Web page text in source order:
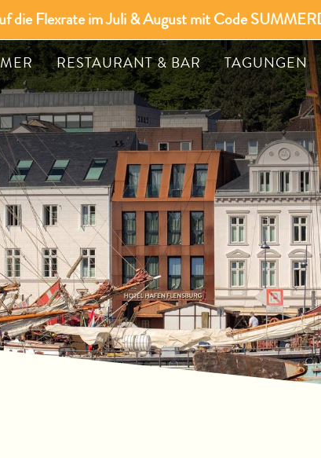
die Flexrate im Juli & August mit Code
RESTAURANT & BAR TAGUNGEN